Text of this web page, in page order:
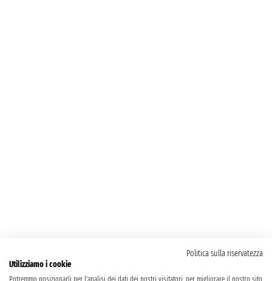
Politica sulla riservatezza
Utilizziamo i cookie
Potremmo posizionarli per l'analisi dei dati dei nostri visitatori, per migliorare il nostro sito